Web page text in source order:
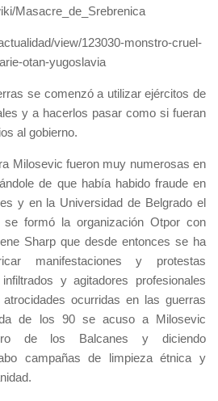
Masacre_de_Srebrenica
view/123030-monstro-cruel-
otan-yugoslavia
se comenzó a utilizar ejércitos de
y a hacerlos pasar como si fueran
al gobierno.
fueron muy numerosas en
de que había habido fraude en
y en la Universidad de Belgrado el
formó la organización Otpor con
Sharp que desde entonces se ha
manifestaciones y protestas
y agitadores profesionales
ocurridas en las guerras
de los 90 se acuso a Milosevic
de los Balcanes y diciendo
campañas de limpieza étnica y